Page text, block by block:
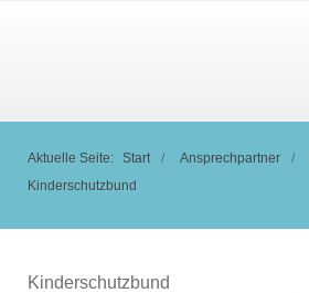
Aktuelle Seite: Start Ansprechpartner
Kinderschutzbund
Kinderschutzbund